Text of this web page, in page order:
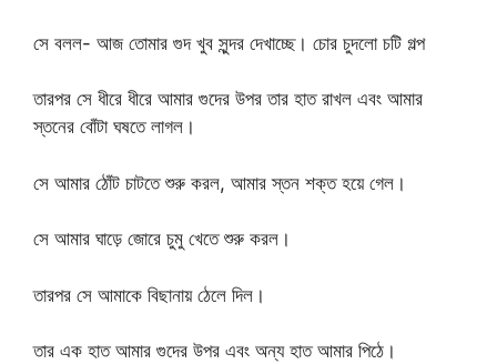
সে বলল- আজ তোমার গুদ খুব সুন্দর দেখাচ্ছে। চোর চুদলো চটি গল্প
তারপর সে ধীরে ধীরে আমার গুদের উপর তার হাত রাখল এবং আমার
স্তনের বোঁটা ঘষতে লাগল।
সে আমার ঠোঁট চাটতে শুরু করল, আমার স্তন শক্ত হয়ে গেল।
সে আমার ঘাড়ে জোরে চুমু খেতে শুরু করল।
তারপর সে আমাকে বিছানায় ঠেলে দিল।
তার এক হাত আমার গুদের উপর এবং অন্য হাত আমার পিঠে।